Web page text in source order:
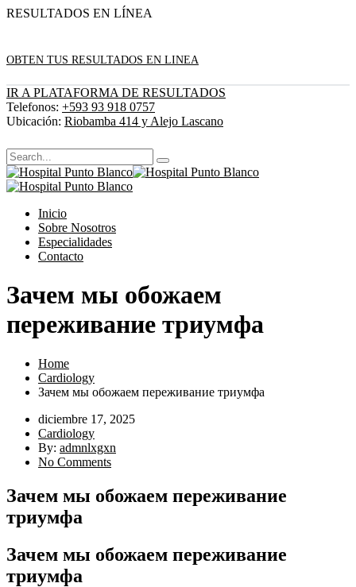
RESULTADOS EN LÍNEA
OBTEN TUS RESULTADOS EN LINEA
IR A PLATAFORMA DE RESULTADOS
Telefonos: +593 93 918 0757
Ubicación: Riobamba 414 y Alejo Lascano
Inicio
Sobre Nosotros
Especialidades
Contacto
Зачем мы обожаем
переживание триумфа
Home
Cardiology
Зачем мы обожаем переживание триумфа
diciembre 17, 2025
Cardiology
By: admnlxgxn
No Comments
Зачем мы обожаем переживание
триумфа
Зачем мы обожаем переживание
триумфа